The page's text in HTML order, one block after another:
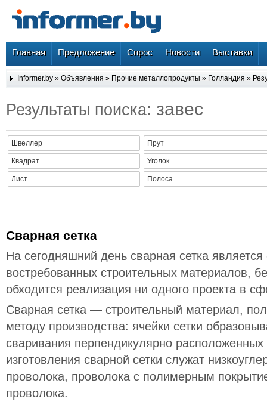
Главная Предложение Спрос Новости Выставки
Informer.by » Объявления » Прочие металлопродукты » Голландия »
Результаты поиска: завес
Швеллер Прут
Квадрат Уголок
Лист Полоса
Сварная сетка
На сегодняшний день сварная сетка
востребованных строительных материалов,
обходится реализация ни одного проекта в
Сварная сетка — строительный материал,
методу производства: ячейки сетки
сваривания перпендикулярно
изготовления сварной сетки служат
проволока, проволока с полимерным
проволока.